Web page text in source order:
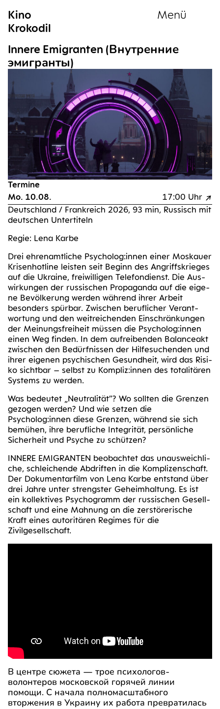
Kino
Krokodil
Menü
Inne­re Emi­gran­ten (Внутренние
эмигранты)
Termine
Mo. 10.08.
17:00 Uhr
Deutsch­land / Frank­reich 2026, 93 min, Rus­sisch mit
deut­schen Untertiteln
Regie: Lena Karbe
Drei ehren­amt­li­che Psycholog:innen einer Mos­kau­er
Krisen­hot­line leis­ten seit Beginn des Angriffs­krie­ges
auf die Ukrai­ne, frei­wil­li­gen Tele­fon­dienst. Die Aus­
wir­kun­gen der rus­si­schen Pro­pa­gan­da auf die eige­
ne Bevöl­ke­rung wer­den wäh­rend ihrer Arbeit
beson­ders spür­bar. Zwi­schen beruf­li­cher Ver­ant­
wor­tung und den weit­rei­chen­den Ein­schrän­kun­gen
der Mei­nungs­frei­heit müs­sen die Psycholog:innen
einen Weg fin­den. In dem auf­rei­ben­den Balan­ce­akt
zwi­schen den Bedürf­nis­sen der Hil­fe­su­chen­den und
ihrer eige­nen psy­chi­schen Gesund­heit, wird das Risi­
ko sicht­bar – selbst zu Kompliz:innen des tota­li­tä­ren
Sys­tems zu werden.
Was bedeu­tet „Neu­tra­li­tät”? Wo soll­ten die Gren­zen
gezo­gen wer­den? Und wie set­zen die
Psycholog:innen die­se Gren­zen, wäh­rend sie sich
bemü­hen, ihre beruf­li­che Inte­gri­tät, per­sön­li­che
Sicher­heit und Psy­che zu schützen?
INNE­RE EMI­GRAN­TEN beob­ach­tet das unaus­weich­li­
che, schlei­chen­de Abdrif­ten in die Kom­pli­zen­schaft.
Der Doku­men­tar­film von Lena Kar­be ent­stand über
drei Jah­re unter strengs­ter Geheim­hal­tung. Es ist
ein kol­lek­ti­ves Psy­cho­gramm der rus­si­schen Gesell­
schaft und eine Mah­nung an die zer­stö­re­ri­sche
Kraft eines auto­ri­tä­ren Regimes für die
Zivilgesellschaft.
В центре сюжета — трое психологов-
волонтеров московской горячей линии
помощи. С начала полномасштабного
вторжения в Украину их работа превратилась